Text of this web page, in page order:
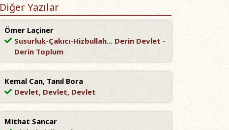
Diğer Yazılar
Ömer Laçiner
Susurluk-Çakıcı-Hizbullah... Derin Devlet -
Derin Toplum
Kemal Can, Tanıl Bora
Devlet, Devlet, Devlet
Mithat Sancar